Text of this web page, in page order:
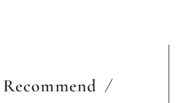
Recommend